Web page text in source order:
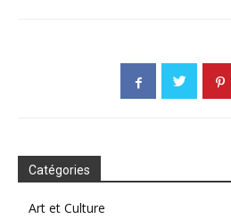
Catégories
Art et Culture